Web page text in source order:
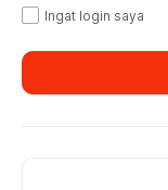
Ingat login saya